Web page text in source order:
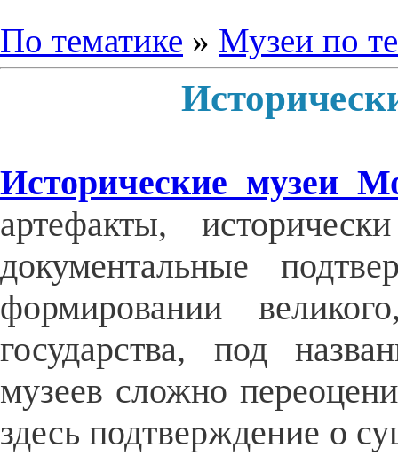
По тематике » Музеи по
Исторические музеи
артефакты,
документальные
формировании
государства, под
музеев сложно
здесь подтверждение о